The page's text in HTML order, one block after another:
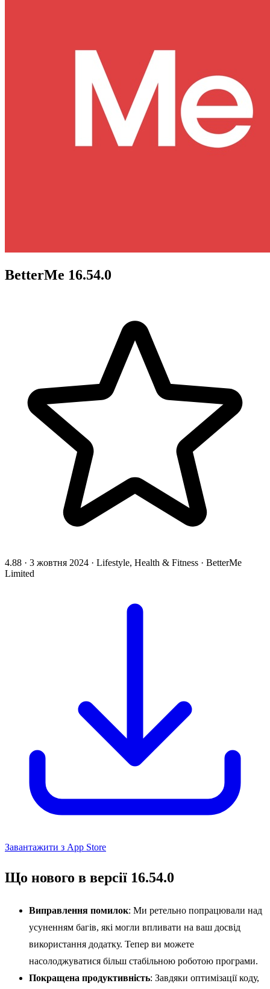
BetterMe 16.54.0
4.88 · 3 жовтня 2024 · Lifestyle, Health & Fitness · BetterMe
Limited
Завантажити з App Store
Що нового в версії 16.54.0
Виправлення помилок: Ми ретельно попрацювали над
усуненням багів, які могли впливати на ваш досвід
використання додатку. Тепер ви можете
насолоджуватися більш стабільною роботою програми.
Покращена продуктивність: Завдяки оптимізації коду,